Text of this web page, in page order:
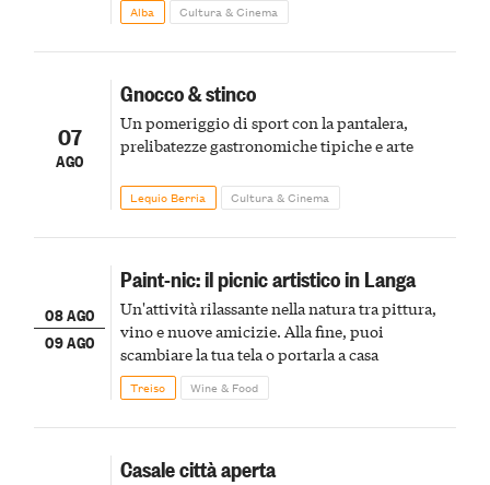
Alba Cultura & Cinema
07
AGO
Gnocco & stinco
Un pomeriggio di sport con la pantalera,
prelibatezze gastronomiche tipiche e arte
Lequio Berria Cultura & Cinema
08 AGO
09 AGO
Paint-nic: il picnic artistico in Langa
Un'attività rilassante nella natura tra pittura,
vino e nuove amicizie. Alla fine, puoi
scambiare la tua tela o portarla a casa
Treiso Wine & Food
Casale città aperta